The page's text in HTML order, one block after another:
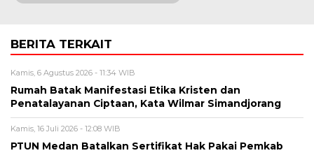
BERITA TERKAIT
Kamis, 6 Agustus 2026 - 11:34 WIB
Rumah Batak Manifestasi Etika Kristen dan
Penatalayanan Ciptaan, Kata Wilmar Simandjorang
Kamis, 16 Juli 2026 - 12:08 WIB
PTUN Medan Batalkan Sertifikat Hak Pakai Pemkab